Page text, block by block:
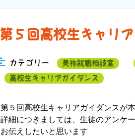
第５回高校生キャリ
カテゴリー 美祢就職相談室
高校生キャリアガイダンス
第５回高校生キャリアガイダンスが
詳細につきましては、生徒のアンケ
お伝えしたいと思います